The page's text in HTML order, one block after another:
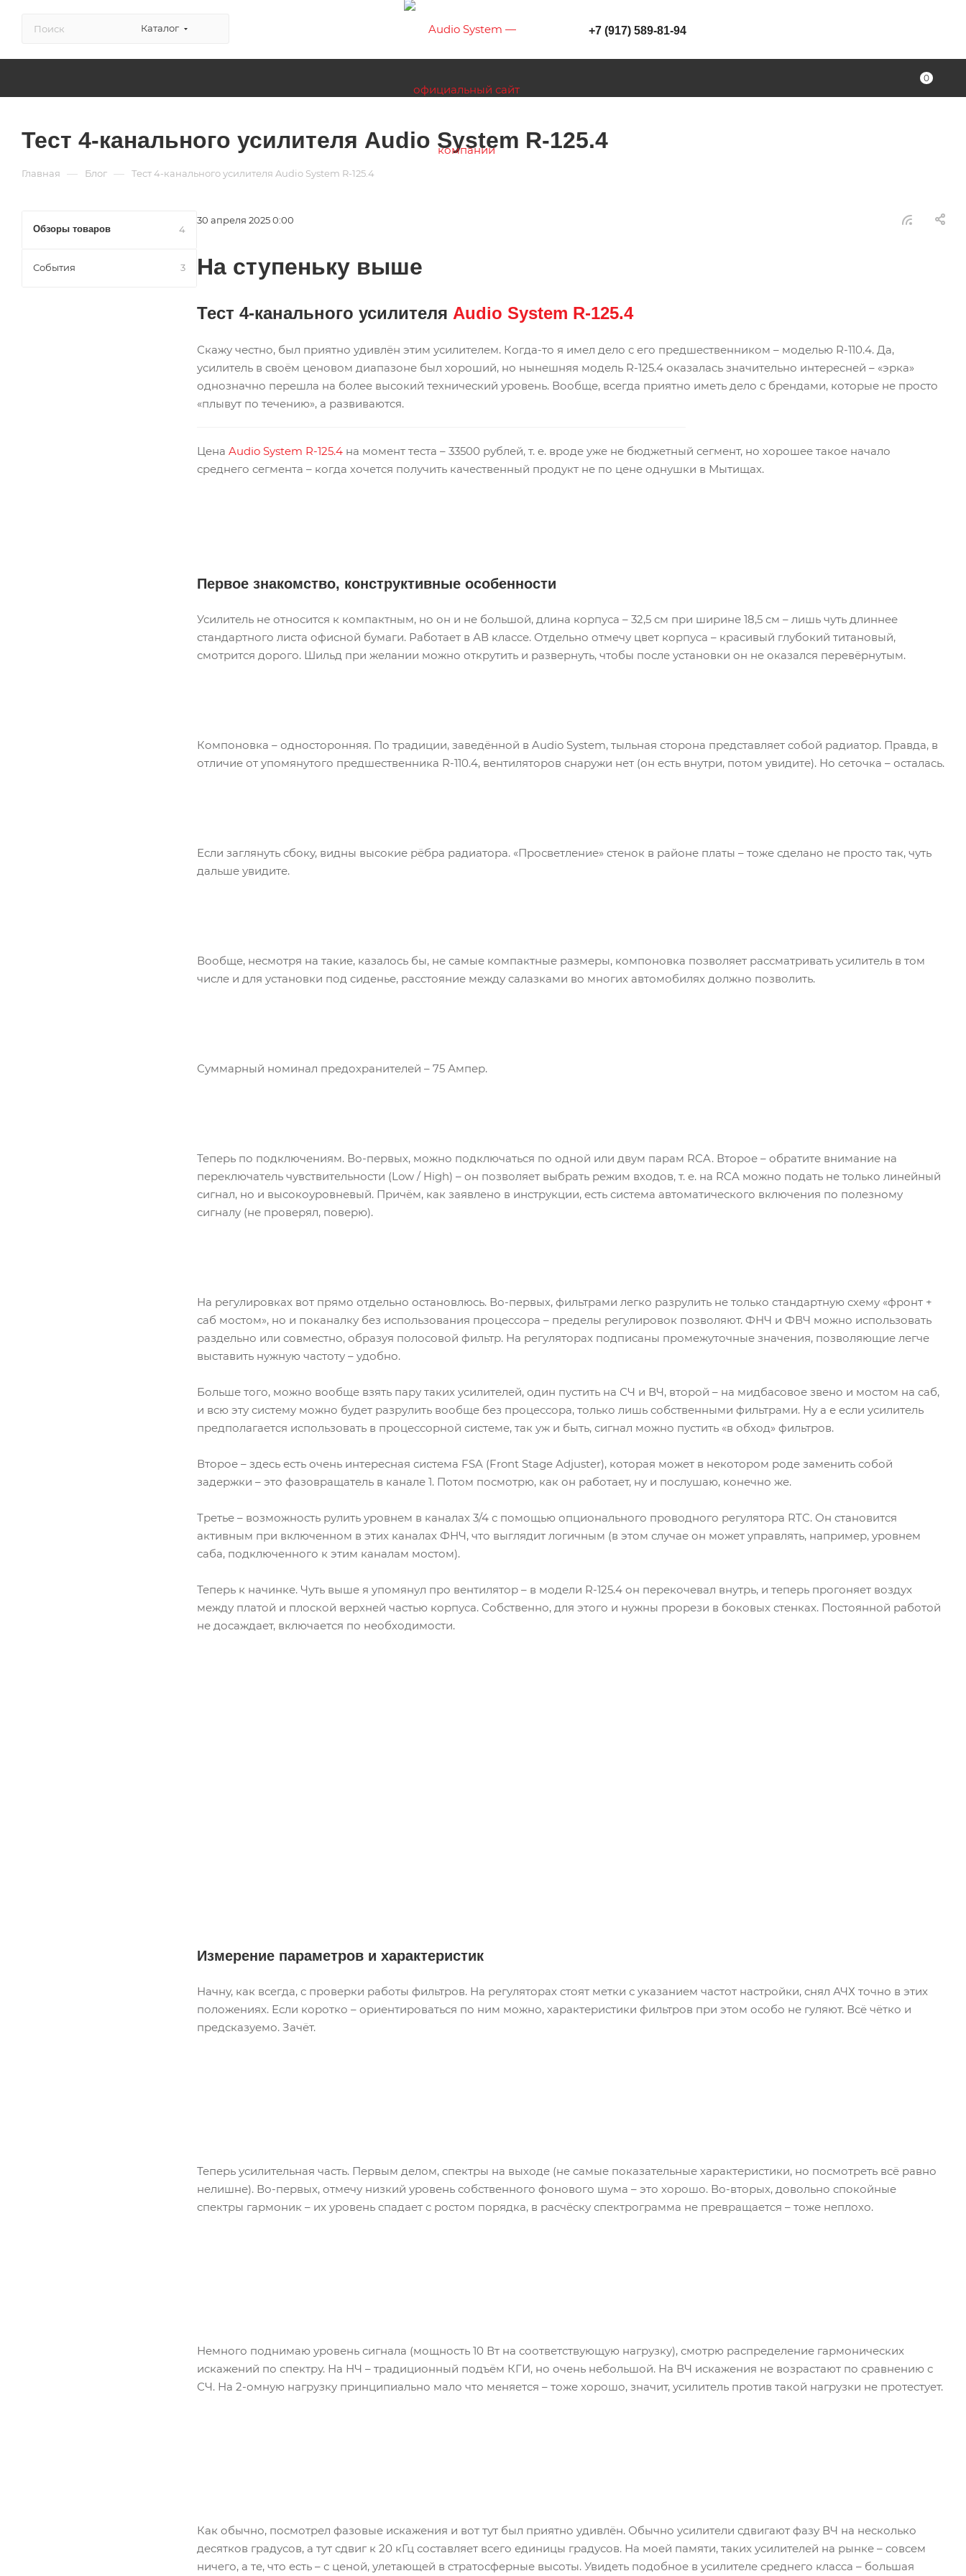
Каталог +7 (917) 589-81-94
0
Тест 4-канального усилителя Audio System R-125.4
Главная — Блог — Тест 4-канального усилителя Audio System R-125.4
30 апреля 2025 0:00
На ступеньку выше
Тест 4-канального усилителя Audio System R-125.4
Скажу честно, был приятно удивлён этим усилителем. Когда-то я имел дело с его предшественником – моделью R-110.4. Да,
усилитель в своём ценовом диапазоне был хороший, но нынешняя модель R-125.4 оказалась значительно интересней – «эрка»
однозначно перешла на более высокий технический уровень. Вообще, всегда приятно иметь дело с брендами, которые не просто
«плывут по течению», а развиваются.
Цена Audio System R-125.4 на момент теста – 33500 рублей, т. е. вроде уже не бюджетный сегмент, но хорошее такое начало
среднего сегмента – когда хочется получить качественный продукт не по цене однушки в Мытищах.
Первое знакомство, конструктивные особенности
Усилитель не относится к компактным, но он и не большой, длина корпуса – 32,5 см при ширине 18,5 см – лишь чуть длиннее
стандартного листа офисной бумаги. Работает в АВ классе. Отдельно отмечу цвет корпуса – красивый глубокий титановый,
смотрится дорого. Шильд при желании можно открутить и развернуть, чтобы после установки он не оказался перевёрнутым.
Компоновка – односторонняя. По традиции, заведённой в Audio System, тыльная сторона представляет собой радиатор. Правда, в
отличие от упомянутого предшественника R-110.4, вентиляторов снаружи нет (он есть внутри, потом увидите). Но сеточка – осталась.
Если заглянуть сбоку, видны высокие рёбра радиатора. «Просветление» стенок в районе платы – тоже сделано не просто так, чуть
дальше увидите.
Вообще, несмотря на такие, казалось бы, не самые компактные размеры, компоновка позволяет рассматривать усилитель в том
числе и для установки под сиденье, расстояние между салазками во многих автомобилях должно позволить.
Суммарный номинал предохранителей – 75 Ампер.
Теперь по подключениям. Во-первых, можно подключаться по одной или двум парам RCA. Второе – обратите внимание на
переключатель чувствительности (Low / High) – он позволяет выбрать режим входов, т. е. на RCA можно подать не только линейный
сигнал, но и высокоуровневый. Причём, как заявлено в инструкции, есть система автоматического включения по полезному
сигналу (не проверял, поверю).
На регулировках вот прямо отдельно остановлюсь. Во-первых, фильтрами легко разрулить не только стандартную схему «фронт +
саб мостом», но и поканалку без использования процессора – пределы регулировок позволяют. ФНЧ и ФВЧ можно использовать
раздельно или совместно, образуя полосовой фильтр. На регуляторах подписаны промежуточные значения, позволяющие легче
выставить нужную частоту – удобно.
Больше того, можно вообще взять пару таких усилителей, один пустить на СЧ и ВЧ, второй – на мидбасовое звено и мостом на саб,
и всю эту систему можно будет разрулить вообще без процессора, только лишь собственными фильтрами. Ну а е если усилитель
предполагается использовать в процессорной системе, так уж и быть, сигнал можно пустить «в обход» фильтров.
Второе – здесь есть очень интересная система FSA (Front Stage Adjuster), которая может в некотором роде заменить собой
задержки – это фазовращатель в канале 1. Потом посмотрю, как он работает, ну и послушаю, конечно же.
Третье – возможность рулить уровнем в каналах 3/4 с помощью опционального проводного регулятора RTC. Он становится
активным при включенном в этих каналах ФНЧ, что выглядит логичным (в этом случае он может управлять, например, уровнем
саба, подключенного к этим каналам мостом).
Теперь к начинке. Чуть выше я упомянул про вентилятор – в модели R-125.4 он перекочевал внутрь, и теперь прогоняет воздух
между платой и плоской верхней частью корпуса. Собственно, для этого и нужны прорези в боковых стенках. Постоянной работой
не досаждает, включается по необходимости.
Измерение параметров и характеристик
Начну, как всегда, с проверки работы фильтров. На регуляторах стоят метки с указанием частот настройки, снял АЧХ точно в этих
положениях. Если коротко – ориентироваться по ним можно, характеристики фильтров при этом особо не гуляют. Всё чётко и
предсказуемо. Зачёт.
Теперь усилительная часть. Первым делом, спектры на выходе (не самые показательные характеристики, но посмотреть всё равно
нелишне). Во-первых, отмечу низкий уровень собственного фонового шума – это хорошо. Во-вторых, довольно спокойные
спектры гармоник – их уровень спадает с ростом порядка, в расчёску спектрограмма не превращается – тоже неплохо.
Немного поднимаю уровень сигнала (мощность 10 Вт на соответствующую нагрузку), смотрю распределение гармонических
искажений по спектру. На НЧ – традиционный подъём КГИ, но очень небольшой. На ВЧ искажения не возрастают по сравнению с
СЧ. На 2-омную нагрузку принципиально мало что меняется – тоже хорошо, значит, усилитель против такой нагрузки не протестует.
Как обычно, посмотрел фазовые искажения и вот тут был приятно удивлён. Обычно усилители сдвигают фазу ВЧ на несколько
десятков градусов, а тут сдвиг к 20 кГц составляет всего единицы градусов. На моей памяти, таких усилителей на рынке – совсем
ничего, а те, что есть – с ценой, улетающей в стратосферные высоты. Увидеть подобное в усилителе среднего класса – большая
Обзоры товаров 4
События 3